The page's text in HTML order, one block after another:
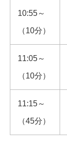
10:55～
（10分）
11:05～
（10分）
11:15～
（45分）